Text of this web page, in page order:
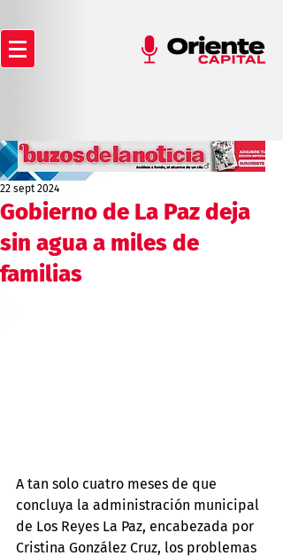
Gobierno de La Paz deja
sin agua a miles de
familias
22 sept 2024
A tan solo cuatro meses de que
concluya la administración municipal
de Los Reyes La Paz, encabezada por
Cristina González Cruz, los problemas